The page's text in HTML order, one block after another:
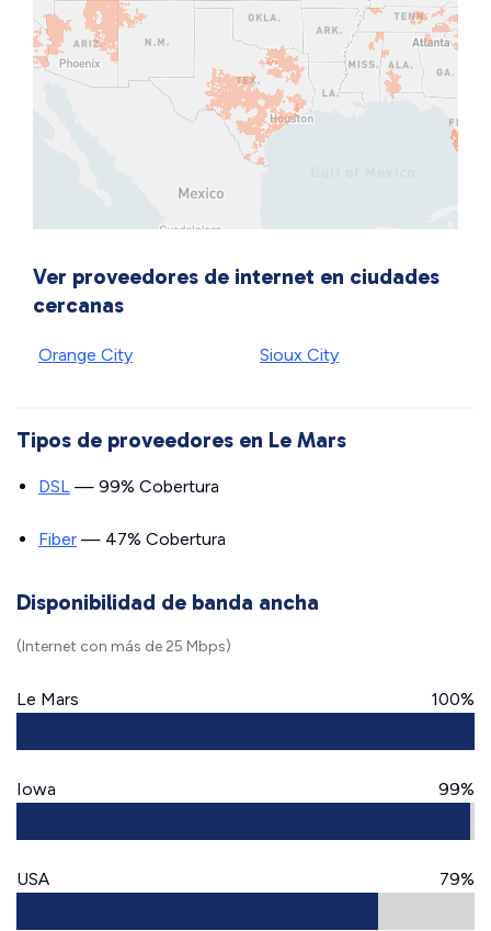
Ver proveedores de internet en ciudades
cercanas
Orange City Sioux City
Tipos de proveedores en Le Mars
DSL — 99% Cobertura
Fiber — 47% Cobertura
Disponibilidad de banda ancha
(Internet con más de 25 Mbps)
Le Mars 100%
Iowa 99%
USA 79%